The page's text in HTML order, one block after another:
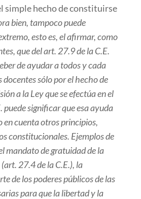
simple hecho de constituirse
bien, tampoco puede
esto es, el afirmar, como
que del art. 27.9 de la C.E.
de ayudar a todos y cada
docentes sólo por el hecho de
a la Ley que se efectúa en el
puede significar que esa ayuda
en cuenta otros principios,
constitucionales. Ejemplos de
mandato de gratuidad de la
27.4 de la C.E.), la
de los poderes públicos de las
para que la libertad y la